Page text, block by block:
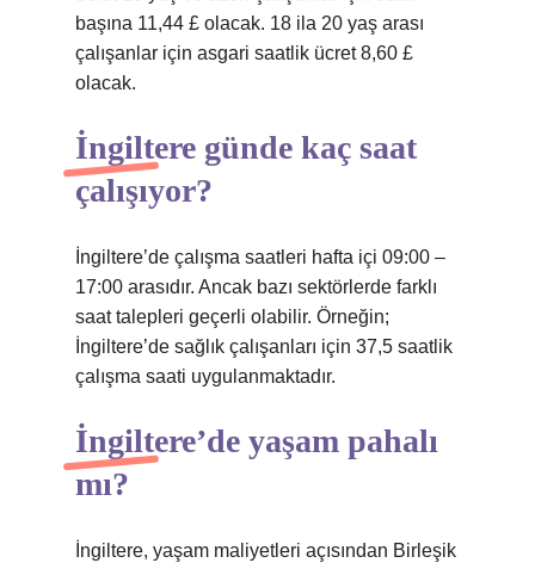
başına 11,44 £ olacak. 18 ila 20 yaş arası
çalışanlar için asgari saatlik ücret 8,60 £
olacak.
İngiltere günde kaç saat
çalışıyor?
İngiltere’de çalışma saatleri hafta içi 09:00 –
17:00 arasıdır. Ancak bazı sektörlerde farklı
saat talepleri geçerli olabilir. Örneğin;
İngiltere’de sağlık çalışanları için 37,5 saatlik
çalışma saati uygulanmaktadır.
İngiltere’de yaşam pahalı
mı?
İngiltere, yaşam maliyetleri açısından Birleşik